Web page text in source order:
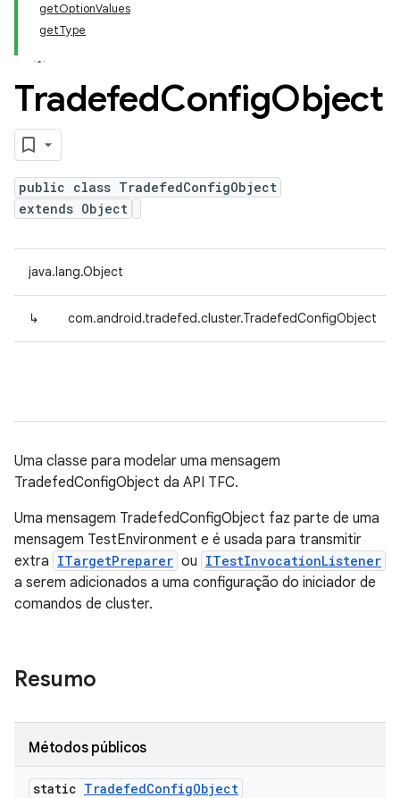
getOptionValues
getType
TradefedConfigObject
public class TradefedConfigObject
extends Object
java.lang.Object
↳ com.android.tradefed.cluster.TradefedConfigObject
Uma classe para modelar uma mensagem
TradefedConfigObject da API TFC.
Uma mensagem TradefedConfigObject faz parte de uma
mensagem TestEnvironment e é usada para transmitir
extra ITargetPreparer ou ITestInvocationListener
a serem adicionados a uma configuração do iniciador de
comandos de cluster.
Resumo
Métodos públicos
static TradefedConfigObject